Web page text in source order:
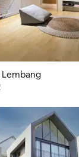
Lembang